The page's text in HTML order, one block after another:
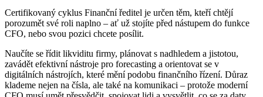
Certifikovaný cyklus Finanční ředitel je určen těm, kteří chtějí
porozumět své roli naplno – ať už stojíte před nástupem do funkce
CFO, nebo svou pozici chcete posílit.
Naučíte se řídit likviditu firmy, plánovat s nadhledem a jistotou,
zavádět efektivní nástroje pro forecasting a orientovat se v
digitálních nástrojích, které mění podobu finančního řízení. Důraz
klademe nejen na čísla, ale také na komunikaci – protože moderní